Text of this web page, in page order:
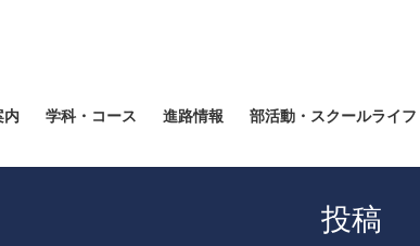
内 学科・コース 進路情報 部活動・スクールライフ
投稿